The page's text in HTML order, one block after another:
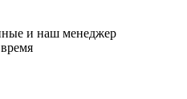
и наш менеджер